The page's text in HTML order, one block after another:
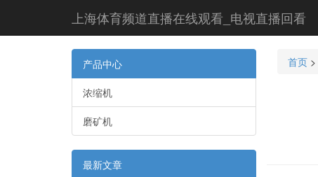
上海体育频道直播在线观看_电视直播回看
产品中心
浓缩机
磨矿机
最新文章
首页>